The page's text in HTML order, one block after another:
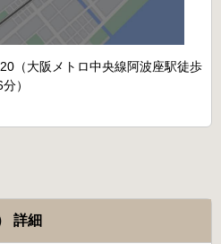
（大阪メトロ中央線阿波座駅徒歩
）
詳細